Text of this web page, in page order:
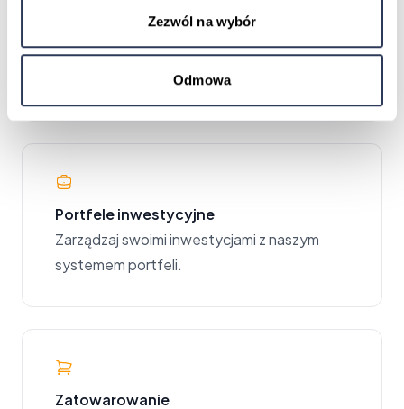
Zezwól na wybór
Odmowa
Umowy inwestycyjne
Bezpieczne zarządzanie i archiwizacja umów
Portfele inwestycyjne
Zarządzaj swoimi inwestycjami z naszym
systemem portfeli.
Zatowarowanie